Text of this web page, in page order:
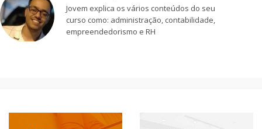
Jovem explica os vários conteúdos do seu
curso como: administração, contabilidade,
empreendedorismo e RH